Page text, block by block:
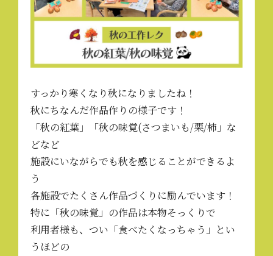
すっかり寒くなり秋になりましたね！
秋にちなんだ作品作りの様子です！
「秋の紅葉」「秋の味覚(さつまいも/栗/柿」な
どなど
施設にいながらでも秋を感じることができるよ
う
各施設でたくさん作品づくりに励んでいます！
特に「秋の味覚」の作品は本物そっくりで
利用者様も、つい「食べたくなっちゃう」とい
うほどの